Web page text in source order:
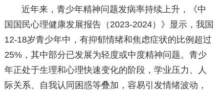
近年来，青少年精神问题发病率持续上升，《中
国国民心理健康发展报告（2023-2024）》显示，我国
12-18岁青少年中，有抑郁情绪和焦虑症状的比例超过
25%，其中部分已发展为轻度或中度精神问题。青少
年正处于生理和心理快速变化的阶段，学业压力、人
际关系、自我认同困惑等叠加，容易引发情绪波动，